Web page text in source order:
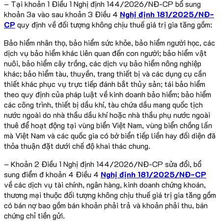
– Tại khoản 1 Điều 1 Nghị định 144/2026/NĐ-CP bổ sung
khoản 3a vào sau khoản 3 Điều 4 Nghị định 181/2025/NĐ-
CPquy định về đối tượng không chịu thuế giá trị gia tăng gồm:
Bảo hiểm nhân thọ, bảo hiểm sức khỏe, bảo hiểm người học, các
dịch vụ bảo hiểm khác liên quan đến con người; bảo hiểm vật
nuôi, bảo hiểm cây trồng, các dịch vụ bảo hiểm nông nghiệp
khác; bảo hiểm tàu, thuyền, trang thiết bị và các dụng cụ cần
thiết khác phục vụ trực tiếp đánh bắt thủy sản; tái bảo hiểm
theo quy định của pháp luật về kinh doanh bảo hiểm; bảo hiểm
các công trình, thiết bị dầu khí, tàu chứa dầu mang quốc tịch
nước ngoài do nhà thầu dầu khí hoặc nhà thầu phụ nước ngoài
thuê để hoạt động tại vùng biển Việt Nam, vùng biển chồng lấn
mà Việt Nam và các quốc gia có bờ biển tiếp liền hay đối diện đã
thỏa thuận đặt dưới chế độ khai thác chung.
– Khoản 2 Điều 1 Nghị định 144/2026/NĐ-CP sửa đổi, bổ
sung điểm đ khoản 4 Điều 4 Nghị định 181/2025/NĐ-CP
về các dịch vụ tài chính, ngân hàng, kinh doanh chứng khoán,
thương mại thuộc đối tượng không chịu thuế giá trị gia tăng gồm
có bán nợ bao gồm bán khoản phải trả và khoản phải thu, bán
chứng chỉ tiền gửi.